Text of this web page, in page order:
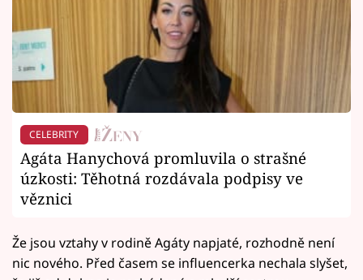
CELEBRITY
Agáta Hanychová promluvila o strašné
úzkosti: Těhotná rozdávala podpisy ve
věznici
Že jsou vztahy v rodině Agáty napjaté, rozhodně není
nic nového. Před časem se influencerka nechala slyšet,